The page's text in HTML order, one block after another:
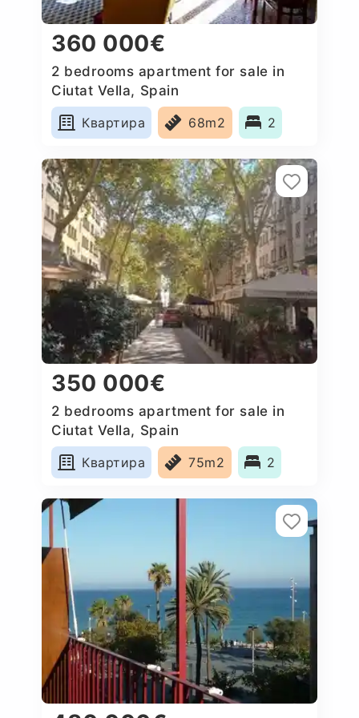
360 000€
2 bedrooms apartment for sale in
Ciutat Vella, Spain
Квартира
68m2 2
350 000€
2 bedrooms apartment for sale in
Ciutat Vella, Spain
Квартира
75m2 2